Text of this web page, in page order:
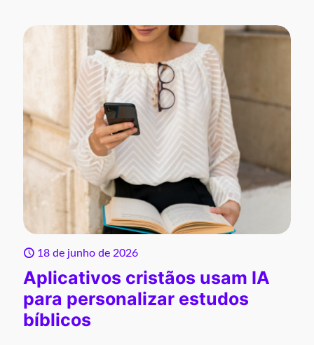
18 de junho de 2026
Aplicativos cristãos usam IA
para personalizar estudos
bíblicos